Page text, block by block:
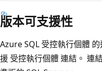
版本可支援性
Azure SQL 受控執行個體
援 受控執行個體 連結。 連